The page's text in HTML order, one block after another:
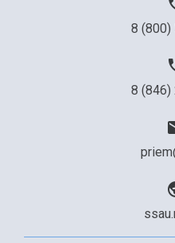
8 (800)
8 (846)